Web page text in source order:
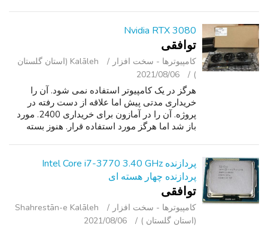
Nvidia RTX 3080
توافقی
کامپیوترها - سخت ‌افزار
Kalāleh (استان گلستان
)
2021/08/06
هرگز در یک کامپیوتر استفاده نمی شود. آن را
خریداری مدتی پیش اما علاقه از دست رفته در
پروژه. آن را در آمازون برای خریداری 2400. مورد
باز شد اما هرگز مورد استفاده قرار. هنوز بسته
پردازنده Intel Core i7-3770 3.40 GHz
پردازنده چهار هسته ای
توافقی
کامپیوترها - سخت ‌افزار
Shahrestān-e Kalāleh
(استان گلستان )
2021/08/06